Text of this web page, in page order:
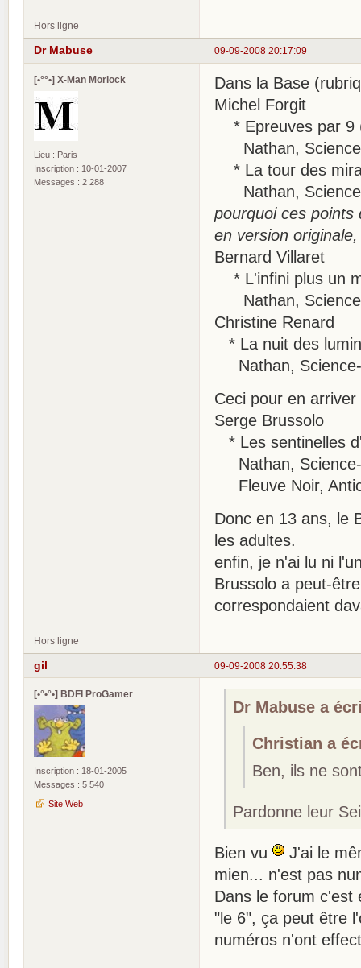
Hors ligne
09-09-2008 20:17:09
Dr Mabuse
[•°°•] X-Man Morlock
Lieu : Paris
Inscription : 10-01-2007
Messages : 2 288
Dans la Base
Michel Forgit
* Epreuves par 9
Nathan, Science-
* La tour des
Nathan, Science-
pourquoi ces points
en version
Bernard Villaret
* L'infini plus un
Nathan, Science-
Christine Renard
* La nuit des
Nathan, Science-
Ceci pour en arriver
Serge Brussolo
* Les sentinelles
Nathan, Science-
Fleuve Noir,
Donc en 13 ans, le
les adultes.
enfin, je n'ai lu ni
Brussolo a peut-
correspondaient
Hors ligne
09-09-2008 20:55:38
gil
[•°•°•] BDFI ProGamer
Inscription : 18-01-2005
Messages : 5 540
Site Web
Dr Mabuse a
Christian a
Ben, ils ne
Pardonne leur
Bien vu
J'ai le
mien... n'est pas
Dans le forum c'est
"le 6", ça peut être
numéros n'ont